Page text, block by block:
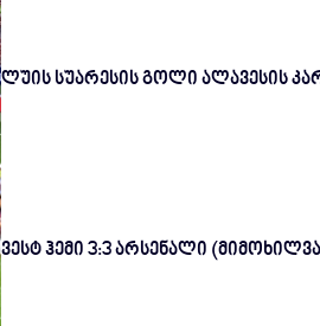
ლუის სუარესის გოლი ალავესის
ვესტ ჰემი 3:3 არსენალი